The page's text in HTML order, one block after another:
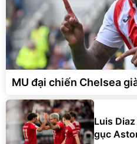
MU đại chiến Chelsea
Luis
gục